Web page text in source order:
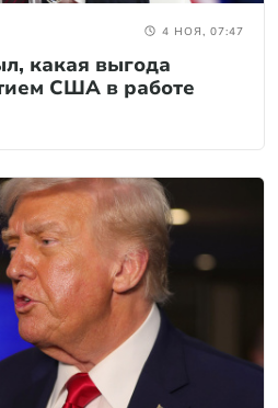
4 НОЯ, 07:47
какая выгода
США в работе